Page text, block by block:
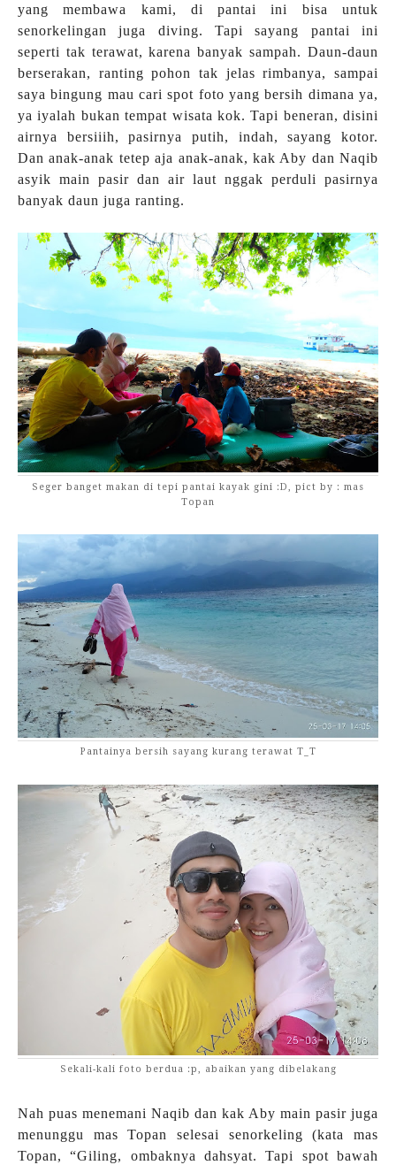
yang membawa kami, di pantai ini bisa untuk
senorkelingan juga diving. Tapi sayang pantai ini
seperti tak terawat, karena banyak sampah. Daun-daun
berserakan, ranting pohon tak jelas rimbanya, sampai
saya bingung mau cari spot foto yang bersih dimana ya,
ya iyalah bukan tempat wisata kok. Tapi beneran, disini
airnya bersiiih, pasirnya putih, indah, sayang kotor.
Dan anak-anak tetep aja anak-anak, kak Aby dan Naqib
asyik main pasir dan air laut nggak perduli pasirnya
banyak daun juga ranting.
Seger banget makan di tepi pantai kayak gini :D, pict by : mas
Topan
Pantainya bersih sayang kurang terawat T_T
Sekali-kali foto berdua :p, abaikan yang dibelakang
Nah puas menemani Naqib dan kak Aby main pasir juga
menunggu mas Topan selesai senorkeling (kata mas
Topan, “Giling, ombaknya dahsyat. Tapi spot bawah